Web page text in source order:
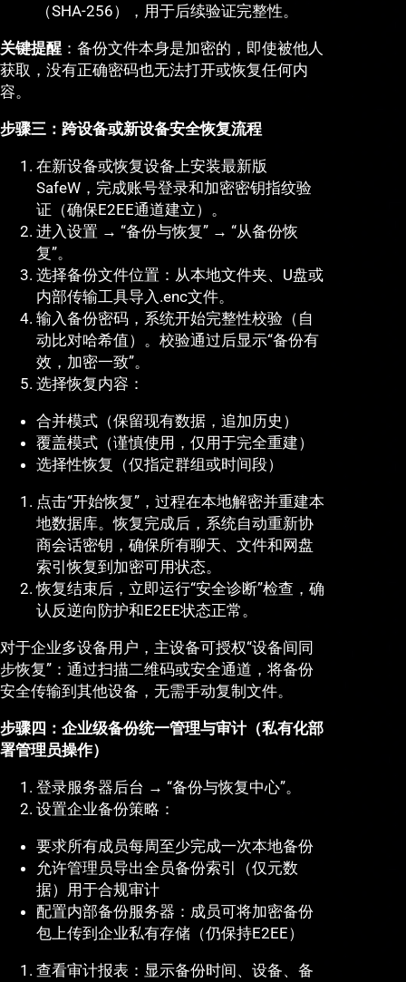
（SHA-256），用于后续验证完整性。
关键提醒 ：备份文件本身是加密的，即使被他人
获取，没有正确密码也无法打开或恢复任何内
容。
步骤三：跨设备或新设备安全恢复流程
在新设备或恢复设备上安装最新版
SafeW，完成账号登录和加密密钥指纹验
证（确保E2EE通道建立）。
进入设置 → “备份与恢复” → “从备份恢
复”。
选择备份文件位置：从本地文件夹、U盘或
内部传输工具导入.enc文件。
输入备份密码，系统开始完整性校验（自
动比对哈希值）。校验通过后显示“备份有
效，加密一致”。
选择恢复内容：
合并模式（保留现有数据，追加历史）
覆盖模式（谨慎使用，仅用于完全重建）
选择性恢复（仅指定群组或时间段）
点击“开始恢复”，过程在本地解密并重建本
地数据库。恢复完成后，系统自动重新协
商会话密钥，确保所有聊天、文件和网盘
索引恢复到加密可用状态。
恢复结束后，立即运行“安全诊断”检查，确
认反逆向防护和E2EE状态正常。
对于企业多设备用户，主设备可授权“设备间同
步恢复”：通过扫描二维码或安全通道，将备份
安全传输到其他设备，无需手动复制文件。
步骤四：企业级备份统一管理与审计（私有化部
署管理员操作）
登录服务器后台 → “备份与恢复中心”。
设置企业备份策略：
要求所有成员每周至少完成一次本地备份
允许管理员导出全员备份索引（仅元数
据）用于合规审计
配置内部备份服务器：成员可将加密备份
包上传到企业私有存储（仍保持E2EE）
查看审计报表：显示备份时间、设备、备